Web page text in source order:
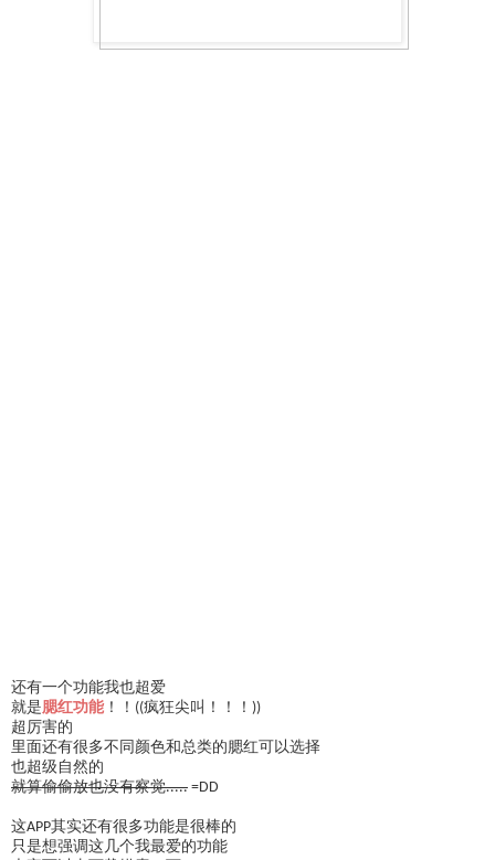
还有一个功能我也超爱
就是腮红功能！！((疯狂尖叫！！！))
超厉害的
里面还有很多不同颜色和总类的腮红可以选择
也超级自然的
就算偷偷放也没有察觉..... =DD
这APP其实还有很多功能是很棒的
只是想强调这几个我最爱的功能